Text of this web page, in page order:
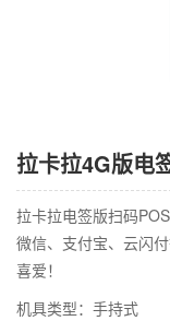
拉卡拉4G版电
拉卡拉电签版扫码
微信、支付宝、云闪
喜爱！
机具类型：手持式